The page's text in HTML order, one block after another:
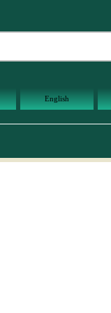
English